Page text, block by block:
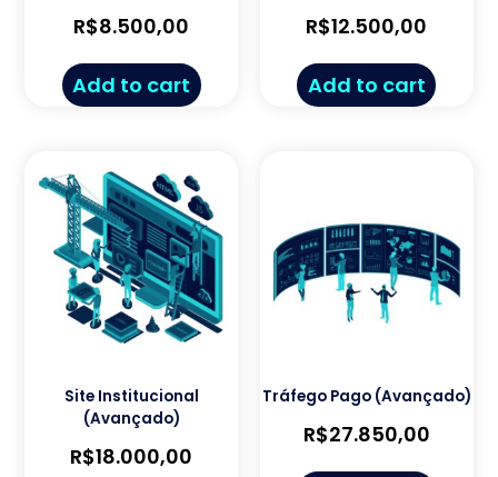
R$8.500,00
Add to cart
R$12.500,00
Add to cart
Site Institucional
(Avançado)
R$18.000,00
Tráfego Pago (Avançado)
R$27.850,00